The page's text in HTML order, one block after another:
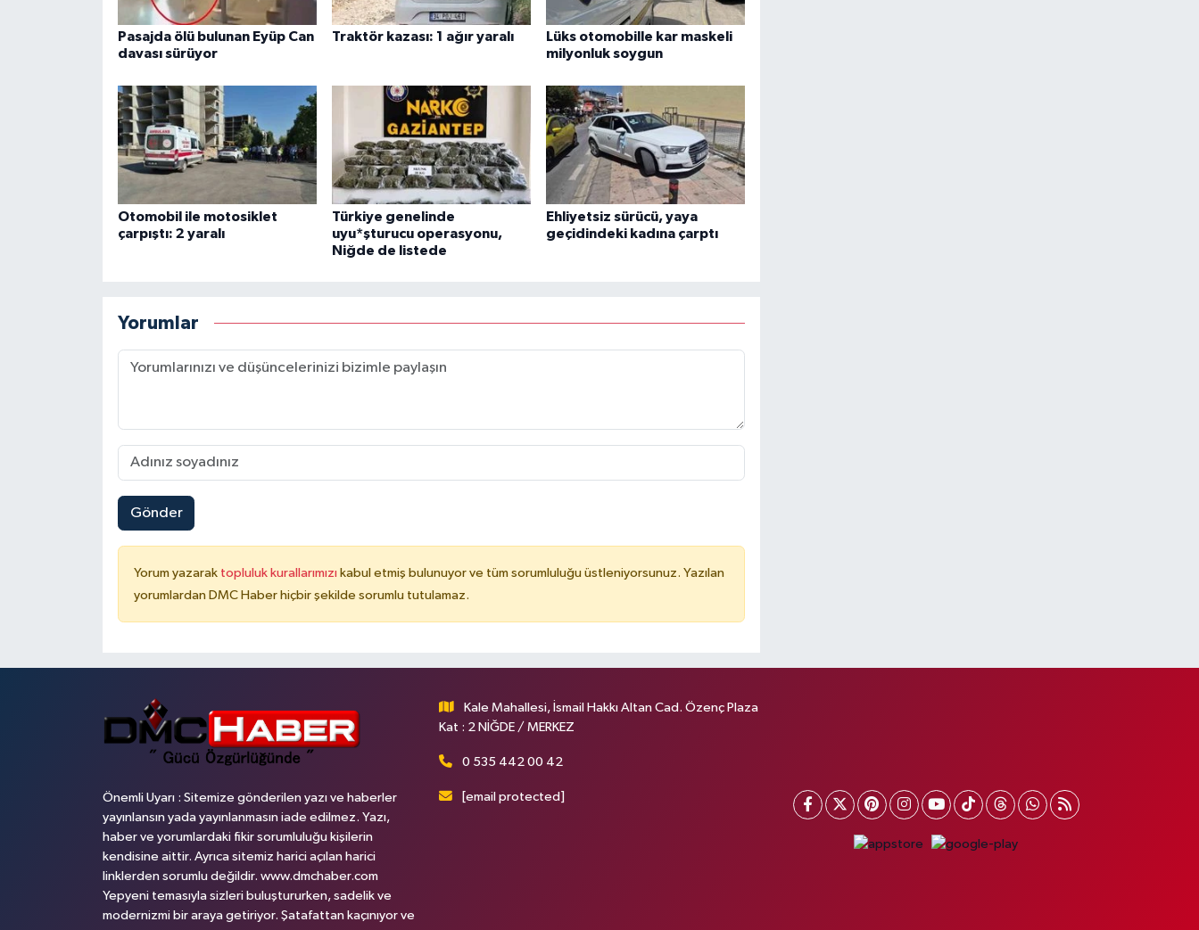
Pasajda ölü bulunan Eyüp Can
davası sürüyor
Traktör kazası: 1 ağır yaralı
Lüks otomobille kar maskeli
milyonluk soygun
Otomobil ile motosiklet
çarpıştı: 2 yaralı
Türkiye genelinde
uyu*şturucu operasyonu,
Niğde de listede
Ehliyetsiz sürücü, yaya
geçidindeki kadına çarptı
Yorumlar
Gönder
Yorum yazarak topluluk kurallarımızı kabul etmiş bulunuyor ve tüm sorumluluğu üstleniyorsunuz. Yazılan
yorumlardan DMC Haber hiçbir şekilde sorumlu tutulamaz.
Önemli Uyarı : Sitemize gönderilen yazı ve haberler
yayınlansın yada yayınlanmasın iade edilmez. Yazı,
haber ve yorumlardaki fikir sorumluluğu kişilerin
kendisine aittir. Ayrıca sitemiz harici açılan harici
linklerden sorumlu değildir. www.dmchaber.com
Yepyeni temasıyla sizleri buluştururken, sadelik ve
modernizmi bir araya getiriyor. Şatafattan kaçınıyor ve
Kale Mahallesi, İsmail Hakkı Altan Cad. Özenç Plaza
Kat : 2 NİĞDE / MERKEZ
0 535 442 00 42
[email protected]